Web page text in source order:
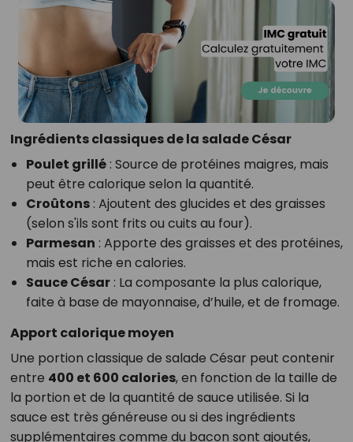
Ingrédients classiques de la salade César
Poulet grillé: Source de protéines maigres, mais
peut être calorique selon la quantité.
Croûtons: Ajoutent des glucides et des graisses
(selon s'ils sont frits ou cuits au four).
Parmesan : Apporte des graisses et des protéines,
mais est riche en calories.
Sauce César: La composante la plus calorique,
faite à base de mayonnaise, d’huile, et de fromage.
Apport calorique moyen
Une portion classique de salade César peut contenir
entre 400 et 600 calories, en fonction de la taille de
la portion et de la quantité de sauce utilisée. Si la
sauce est très généreuse ou si des ingrédients
supplémentaires comme du bacon sont ajoutés,